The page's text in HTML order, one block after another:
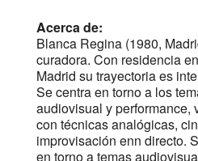
Acerca de:
Blanca Regina (1980,
curadora. Con residencia
Madrid su trayectoria es
Se centra en torno a los
audiovisual y performance,
con técnicas analógicas,
improvisación enn directo.
en torno a temas